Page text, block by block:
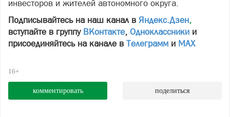
инвесторов и жителей автономного округа.
Подписывайтесь на наш канал в Яндекс.Дзен,
вступайте в группу ВКонтакте, Одноклассники и
присоединяйтесь на канале в Телеграмм и МАХ
16+
комментировать поделиться